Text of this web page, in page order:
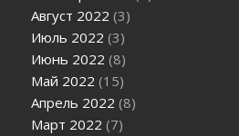
Август 2022 (3)
Июль 2022 (3)
Июнь 2022 (8)
Май 2022 (15)
Апрель 2022 (8)
Март 2022 (7)